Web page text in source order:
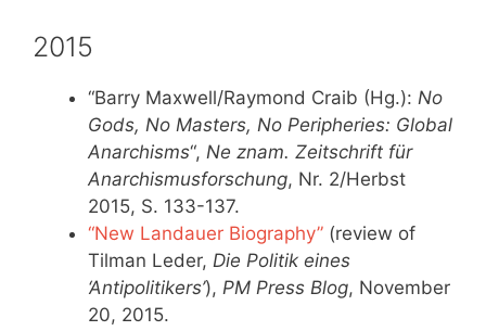
2015
“Barry Maxwell/Raymond Craib (Hg.): No
Gods, No Masters, No Peripheries: Global
Anarchisms“, Ne znam. Zeitschrift für
Anarchismusforschung, Nr. 2/Herbst
2015, S. 133-137.
“New Landauer Biography” (review of
Tilman Leder, Die Politik eines
‘Antipolitikers’), PM Press Blog, November
20, 2015.